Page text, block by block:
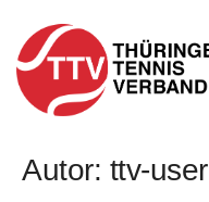
SkipAutor: ttv-user